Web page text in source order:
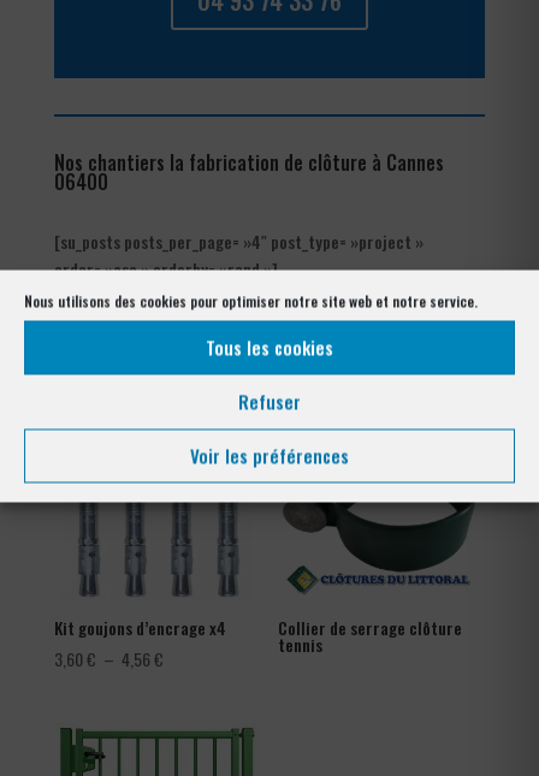
Nous utilisons des cookies pour optimiser notre site web et notre service.
Tous les cookies
Refuser
Voir les préférences
Nos chantiers la fabrication de clôture à Cannes
06400
[su_posts posts_per_page= »4″ post_type= »project »
order= »asc » orderby= »rand »]
Les produits de clôtures utilisés
Kit goujons d’encrage x4
3,60€ – 4,56€Plage
3,60 €
Collier de serrage clôture
tennis